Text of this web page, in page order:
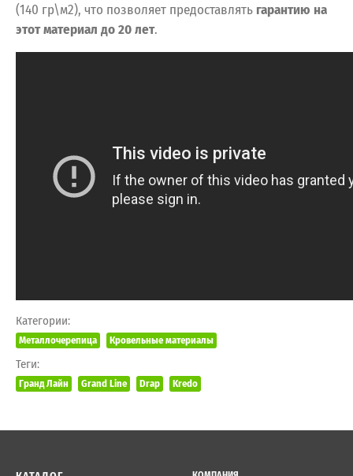
(140 гр\м2), что позволяет предоставлять гарантию на
этот материал до 20 лет.
Категории:
Металлочерепица Кровельные материалы
Теги:
Гранд Лайн Grand Line Drap Kredo